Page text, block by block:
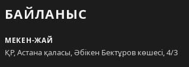
БАЙЛАНЫС
МЕКЕН-ЖАЙ
ҚР, Астана қаласы, Әбікен Бектұров көшесі, 4/3